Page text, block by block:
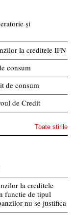
și
la creditele IFN
consum
de consum
de Credit
Toate stirile
la creditele
functie de tipul
nu se justifica